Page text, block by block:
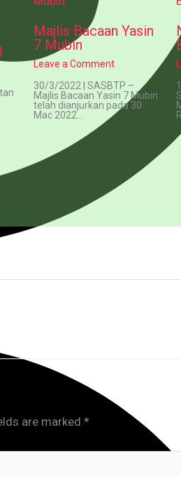
Majlis Bacaan Yasin
7 Mubin
Leave a Comment
30/3/2022 | SASBTP –
Majlis Bacaan Yasin 7 Mubin
telah dianjurkan pada 30
Mac 2022…
are marked *